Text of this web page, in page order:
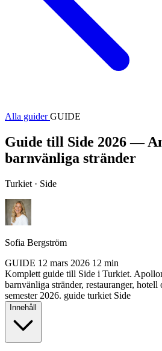
Alla guiderGUIDE
Guide till Side 2026 —
barnvänliga stränder
Turkiet · Side
Sofia Bergström
GUIDE 12 mars 2026 12 min
Komplett guide till Side i Turkiet.
barnvänliga stränder, restauranger,
semester 2026. guide turkiet Side
Innehåll